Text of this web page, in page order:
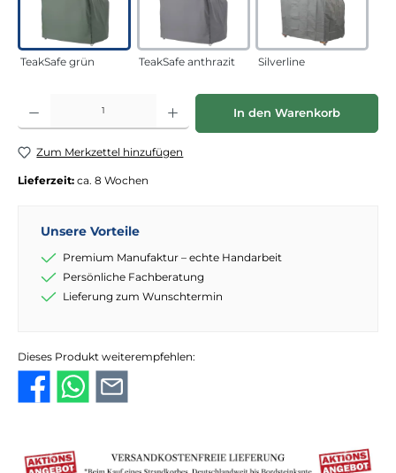
TeakSafe grün TeakSafe anthrazit Silverline
Produkt Anzahl: Gib den gewünschten Wert ein oder benutze die
In den Warenkorb
Zum Merkzettel hinzufügen
Lieferzeit: ca. 8 Wochen
Unsere Vorteile
Premium Manufaktur – echte Handarbeit
Persönliche Fachberatung
Lieferung zum Wunschtermin
Dieses Produkt weiterempfehlen: